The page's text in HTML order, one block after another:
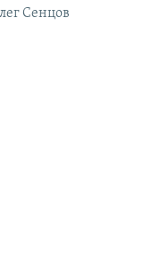
Сенцов